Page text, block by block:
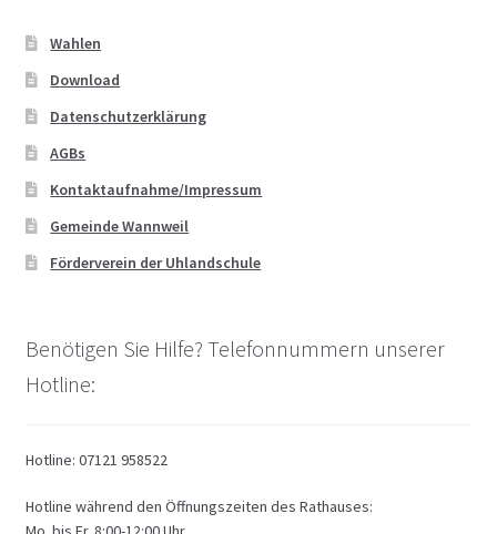
Wahlen
Download
Datenschutzerklärung
AGBs
Kontaktaufnahme/Impressum
Gemeinde Wannweil
Förderverein der Uhlandschule
Benötigen Sie Hilfe? Telefonnummern unserer
Hotline:
Hotline: 07121 958522
Hotline während den Öffnungszeiten des Rathauses: